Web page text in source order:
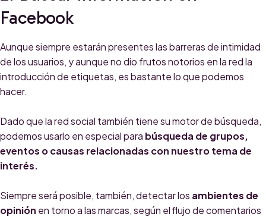
Facebook
Aunque siempre estarán presentes las barreras de intimidad
de los usuarios, y aunque no dio frutos notorios en la red la
introducción de etiquetas, es bastante lo que podemos
hacer.
Dado que la red social también tiene su motor de búsqueda,
podemos usarlo en especial para búsqueda de grupos,
eventos o causas relacionadas con nuestro tema de
interés.
Siempre será posible, también, detectar los ambientes de
opinión en torno a las marcas, según el flujo de comentarios